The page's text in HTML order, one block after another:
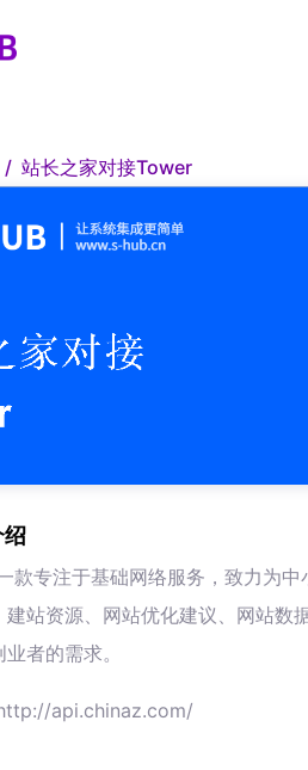
站长之家对接Tower
绍
款专注于基础网络服务，致力为
站资源、网站优化建议、网站数
者的需求。
api.chinaz.com/